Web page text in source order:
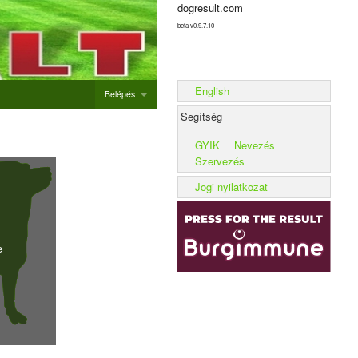
dogresult.com
beta v0.9.7.10
Belépés
Új rendezvény hozzáadása
English
Segítség
GYIK
Nevezés
Szervezés
Jogi nyilatkozat